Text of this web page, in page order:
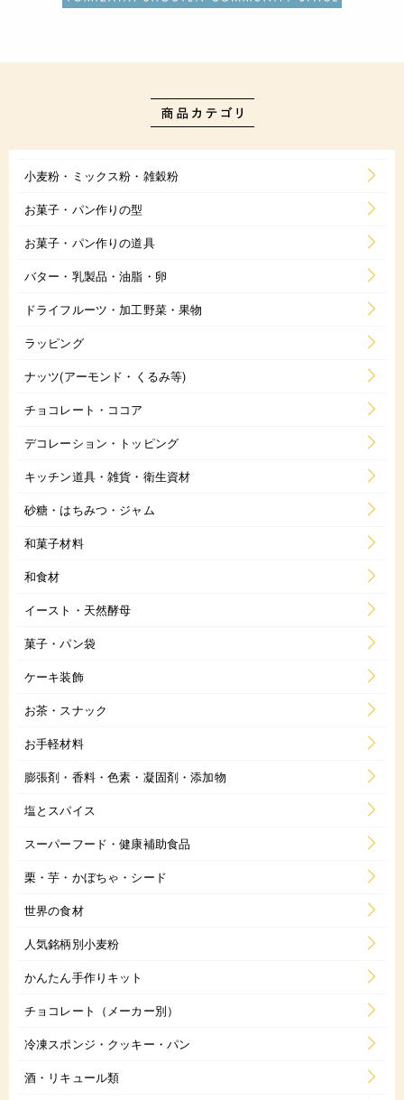
小麦粉・ミックス粉・雑穀粉
お菓子・パン作りの型
お菓子・パン作りの道具
バター・乳製品・油脂・卵
ドライフルーツ・加工野菜・果物
ラッピング
ナッツ(アーモンド・くるみ等)
チョコレート・ココア
デコレーション・トッピング
キッチン道具・雑貨・衛生資材
砂糖・はちみつ・ジャム
和菓子材料
和食材
イースト・天然酵母
菓子・パン袋
ケーキ装飾
お茶・スナック
お手軽材料
膨張剤・香料・色素・凝固剤・添加物
塩とスパイス
スーパーフード・健康補助食品
栗・芋・かぼちゃ・シード
世界の食材
人気銘柄別小麦粉
かんたん手作りキット
チョコレート（メーカー別）
冷凍スポンジ・クッキー・パン
酒・リキュール類